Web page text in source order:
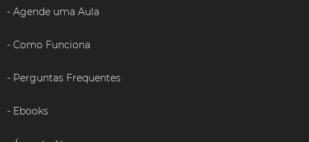
Agende uma Aula
Como Funciona
Perguntas Frequentes
Ebooks